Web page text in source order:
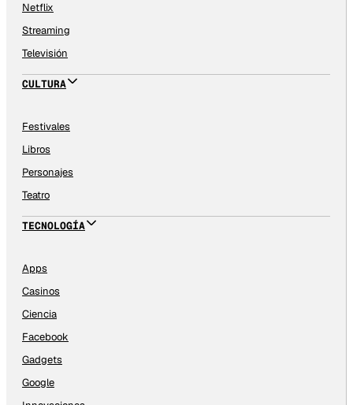
Netflix
Streaming
Televisión
CULTURA
Festivales
Libros
Personajes
Teatro
TECNOLOGÍA
Apps
Casinos
Ciencia
Facebook
Gadgets
Google